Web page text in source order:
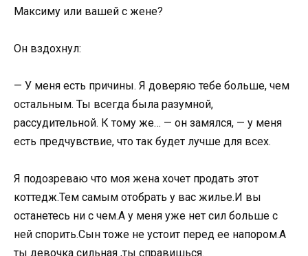
Максиму или вашей с жене?
Он вздохнул:
— У меня есть причины. Я доверяю тебе больше, чем
остальным. Ты всегда была разумной,
рассудительной. К тому же… — он замялся, — у меня
есть предчувствие, что так будет лучше для всех.
Я подозреваю что моя жена хочет продать этот
коттедж.Тем самым отобрать у вас жилье.И вы
останетесь ни с чем.А у меня уже нет сил больше с
ней спорить.Сын тоже не устоит перед ее напором.А
ты девочка сильная ,ты справишься.